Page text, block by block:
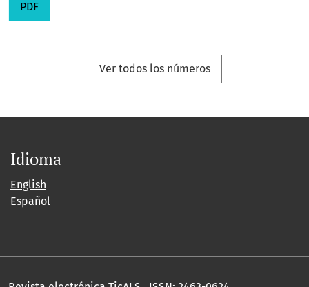
PDF
Ver todos los números
Idioma
English
Español